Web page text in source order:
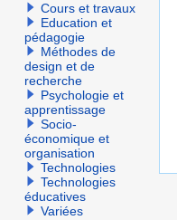
Cours et travaux
Education et
pédagogie
Méthodes de
design et de
recherche
Psychologie et
apprentissage
Socio-
économique et
organisation
Technologies
Technologies
éducatives
Variées